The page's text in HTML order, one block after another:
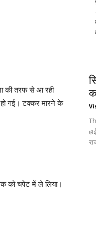
की तरफ से आ रही
हो गई। टक्कर मारने के
को चपेट में ले लिया।